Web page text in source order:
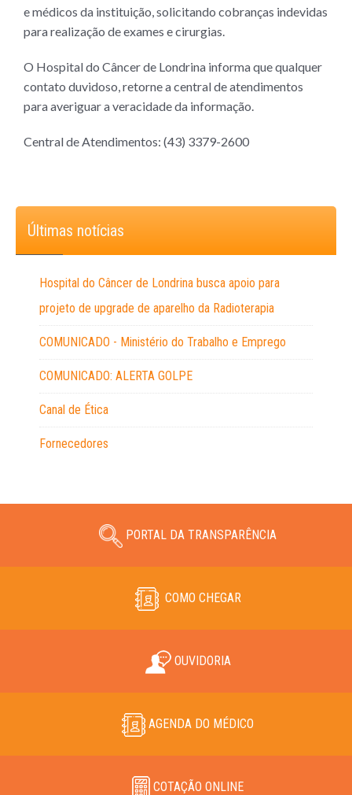
e médicos da instituição, solicitando cobranças indevidas
para realização de exames e cirurgias.
O Hospital do Câncer de Londrina informa que qualquer
contato duvidoso,retorne a central de atendimentos
paraaveriguar a veracidade da informação.
Central de Atendimentos: (43) 3379-2600
Últimas notícias
Hospital do Câncer de Londrina busca apoio para
projeto de upgrade de aparelho da Radioterapia
COMUNICADO - Ministério do Trabalho e Emprego
COMUNICADO: ALERTA GOLPE
Canal de Ética
Fornecedores
PORTAL DA TRANSPARÊNCIA
COMO CHEGAR
OUVIDORIA
AGENDA DO MÉDICO
COTAÇÃO ONLINE